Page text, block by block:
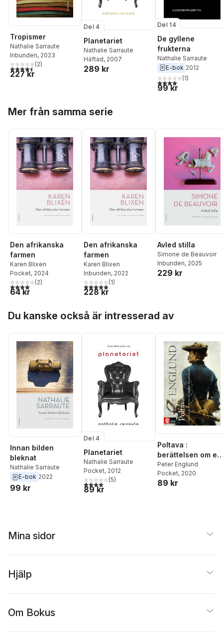
Tropismer
Nathalie Sarraute
Inbunden, 2023
4,5utav 5 stjärnor. Totalt antal röster:
(2)
227 kr
Del 4
Planetariet
Nathalie Sarraute
Häftad, 2007
289 kr
Del 14
De gyllene
frukterna
Nathalie Sarraute
E-bok 2012
4,0utav 5 stjärnor.
(1)
99 kr
Mer från samma serie
Den afrikanska
farmen
Karen Blixen
Pocket, 2024
4,0utav 5 stjärnor. Totalt antal röster:
(2)
64 kr
Den afrikanska
farmen
Karen Blixen
Inbunden, 2022
5,0utav 5 stjärnor. Totalt antal röster:
(1)
228 kr
Avled stilla
Simone de Beauvoir
Inbunden, 2025
229 kr
Du kanske också är intresserad av
Innan bilden
bleknat
Nathalie Sarraute
E-bok 2022
99 kr
Del 4
Planetariet
Nathalie Sarraute
Pocket, 2012
4,0utav 5 stjärnor. Totalt antal röster:
(5)
89 kr
Poltava :
berättelsen om en
armés undergång
Peter Englund
Pocket, 2020
89 kr
Mina sidor
Hjälp
Om Bokus